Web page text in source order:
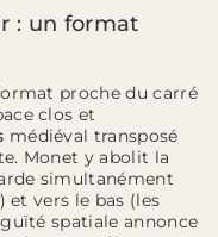
: un format
proche du carré
clos et
médiéval transposé
Monet y abolit la
simultanément
et vers le bas (les
spatiale annonce